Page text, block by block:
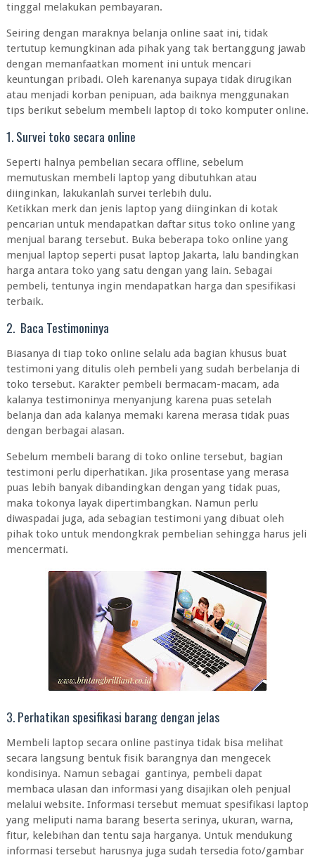
tinggal melakukan pembayaran.
Seiring dengan maraknya belanja online saat ini, tidak
tertutup kemungkinan ada pihak yang tak bertanggung jawab
dengan memanfaatkan moment ini untuk mencari
keuntungan pribadi. Oleh karenanya supaya tidak dirugikan
atau menjadi korban penipuan, ada baiknya menggunakan
tips berikut sebelum membeli laptop di toko komputer online.
1. Survei toko secara online
Seperti halnya pembelian secara offline, sebelum
memutuskan membeli laptop yang dibutuhkan atau
diinginkan, lakukanlah survei terlebih dulu.
Ketikkan merk dan jenis laptop yang diinginkan di kotak
pencarian untuk mendapatkan daftar situs toko online yang
menjual barang tersebut. Buka beberapa toko online yang
menjual laptop seperti pusat laptop Jakarta, lalu bandingkan
harga antara toko yang satu dengan yang lain. Sebagai
pembeli, tentunya ingin mendapatkan harga dan spesifikasi
terbaik.
2. Baca Testimoninya
Biasanya di tiap toko online selalu ada bagian khusus buat
testimoni yang ditulis oleh pembeli yang sudah berbelanja di
toko tersebut. Karakter pembeli bermacam-macam, ada
kalanya testimoninya menyanjung karena puas setelah
belanja dan ada kalanya memaki karena merasa tidak puas
dengan berbagai alasan.
Sebelum membeli barang di toko online tersebut, bagian
testimoni perlu diperhatikan. Jika prosentase yang merasa
puas lebih banyak dibandingkan dengan yang tidak puas,
maka tokonya layak dipertimbangkan. Namun perlu
diwaspadai juga, ada sebagian testimoni yang dibuat oleh
pihak toko untuk mendongkrak pembelian sehingga harus jeli
mencermati.
3. Perhatikan spesifikasi barang dengan jelas
Membeli laptop secara online pastinya tidak bisa melihat
secara langsung bentuk fisik barangnya dan mengecek
kondisinya. Namun sebagai gantinya, pembeli dapat
membaca ulasan dan informasi yang disajikan oleh penjual
melalui website. Informasi tersebut memuat spesifikasi laptop
yang meliputi nama barang beserta serinya, ukuran, warna,
fitur, kelebihan dan tentu saja harganya. Untuk mendukung
informasi tersebut harusnya juga sudah tersedia foto/gambar